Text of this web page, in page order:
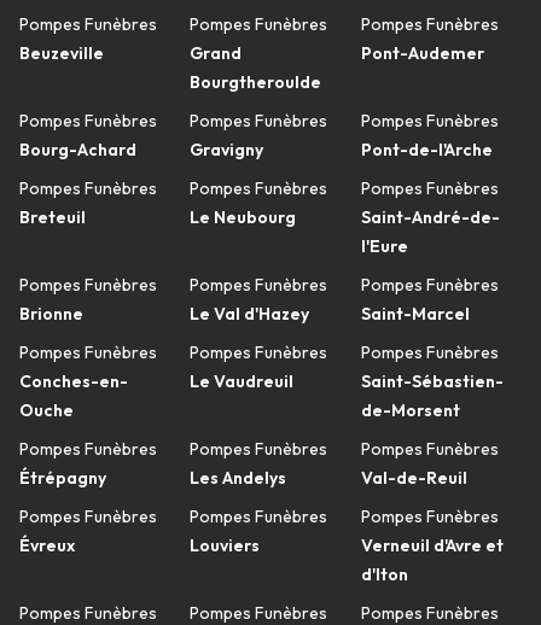
Pompes Funèbres
Beuzeville
Pompes Funèbres
Bourg-Achard
Pompes Funèbres
Breteuil
Pompes Funèbres
Brionne
Pompes Funèbres
Conches-en-
Ouche
Pompes Funèbres
Étrépagny
Pompes Funèbres
Évreux
Pompes Funèbres
Pompes Funèbres
Grand
Bourgtheroulde
Pompes Funèbres
Gravigny
Pompes Funèbres
Le Neubourg
Pompes Funèbres
Le Val d'Hazey
Pompes Funèbres
Le Vaudreuil
Pompes Funèbres
Les Andelys
Pompes Funèbres
Louviers
Pompes Funèbres
Pompes Funèbres
Pont-Audemer
Pompes Funèbres
Pont-de-l'Arche
Pompes Funèbres
Saint-André-de-
l'Eure
Pompes Funèbres
Saint-Marcel
Pompes Funèbres
Saint-Sébastien-
de-Morsent
Pompes Funèbres
Val-de-Reuil
Pompes Funèbres
Verneuil d'Avre et
d'Iton
Pompes Funèbres